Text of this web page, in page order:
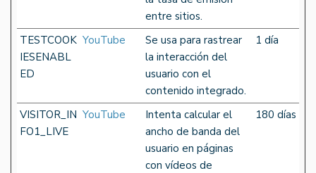
entre sitios.
TESTCOOK
IESENABL
ED
YouTube
Se usa para rastrear
la interacción del
usuario con el
contenido integrado.
1 día
VISITOR_IN
FO1_LIVE
YouTube
Intenta calcular el
ancho de banda del
usuario en páginas
con vídeos de
180 días